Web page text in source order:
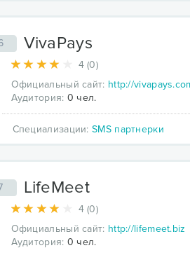
VivaPays
4 (0)
Официальный сайт: http://
Аудитория: 0 чел.
Специализации:SMS партнерки
LifeMeet
4 (0)
Официальный сайт: http://lifemeet.biz
Аудитория: 0 чел.